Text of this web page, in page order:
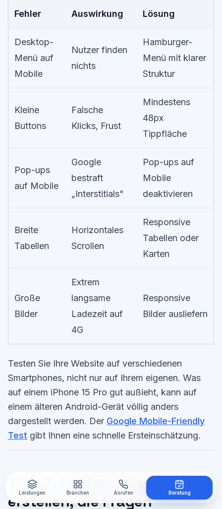
Fehler Auswirkung Lösung
Desktop-
Menü auf
Mobile
Nutzer finden
nichts
Hamburger-
Menü mit klarer
Struktur
Kleine
Buttons
Falsche
Klicks, Frust
Mindestens
48px
Tippfläche
Pop-ups
auf Mobile
Google
bestraft
„Interstitials"
Pop-ups auf
Mobile
deaktivieren
Breite
Tabellen
Horizontales
Scrollen
Responsive
Tabellen oder
Karten
Große
Bilder
Extrem
langsame
Ladezeit auf
4G
Responsive
Bilder ausliefern
Testen Sie Ihre Website auf verschiedenen
Smartphones, nicht nur auf Ihrem eigenen. Was
auf einem iPhone 15 Pro gut außieht, kann auf
einem älteren Android-Gerät völlig anders
dargestellt werden. Der Google Mobile-Friendly
Test gibt Ihnen eine schnelle Ersteinschätzung.
Tipp 7: Hochwertige Inhalte
erstellen, die Fragen
Leistungen Branchen Anrufen Beratung